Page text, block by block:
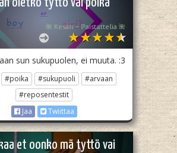
oletko tyttö vai poika
🌺 K𝕖sä𝕟 ~ ℙaist𝕒tte𝕝ia 🌺
sun sukupuolen, ei muuta. :3
#poika #sukupuoli
#arvaan
#reposentestit
Jaa
Twiittaa
et oonko mä tyttö vai